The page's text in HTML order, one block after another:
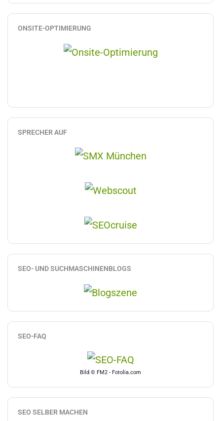
ONSITE-OPTIMIERUNG
SPRECHER AUF
SEO- UND SUCHMASCHINENBLOGS
SEO-FAQ
Bild © FM2 - Fotolia.com
SEO SELBER MACHEN